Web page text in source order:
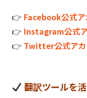
👉 Facebook公式
👉 Instagram公式
👉 Twitter公式アカ
翻訳ツールを